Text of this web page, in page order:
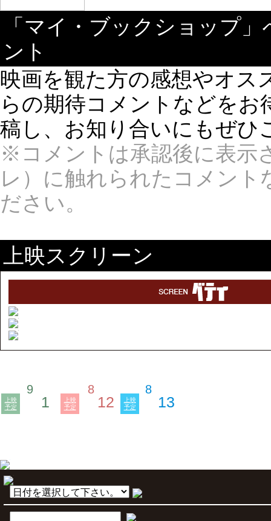
「マイ・ブックショップ
ント
映画を観た方の感想やオス
らの期待コメントなどを
稿し、お知り合いにもぜひ
※コメントは承認後に表示
レ）に触れられたコメン
ださい。
上映スクリーン
上映
予定
9
1
上映
予定
8
12
上映
予定
8
13